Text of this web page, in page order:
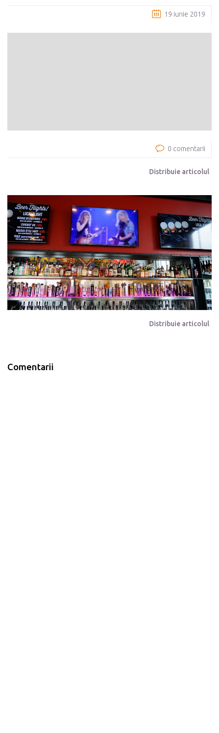
19 iunie 2019
0 comentarii
Distribuie articolul
Distribuie articolul
Comentarii